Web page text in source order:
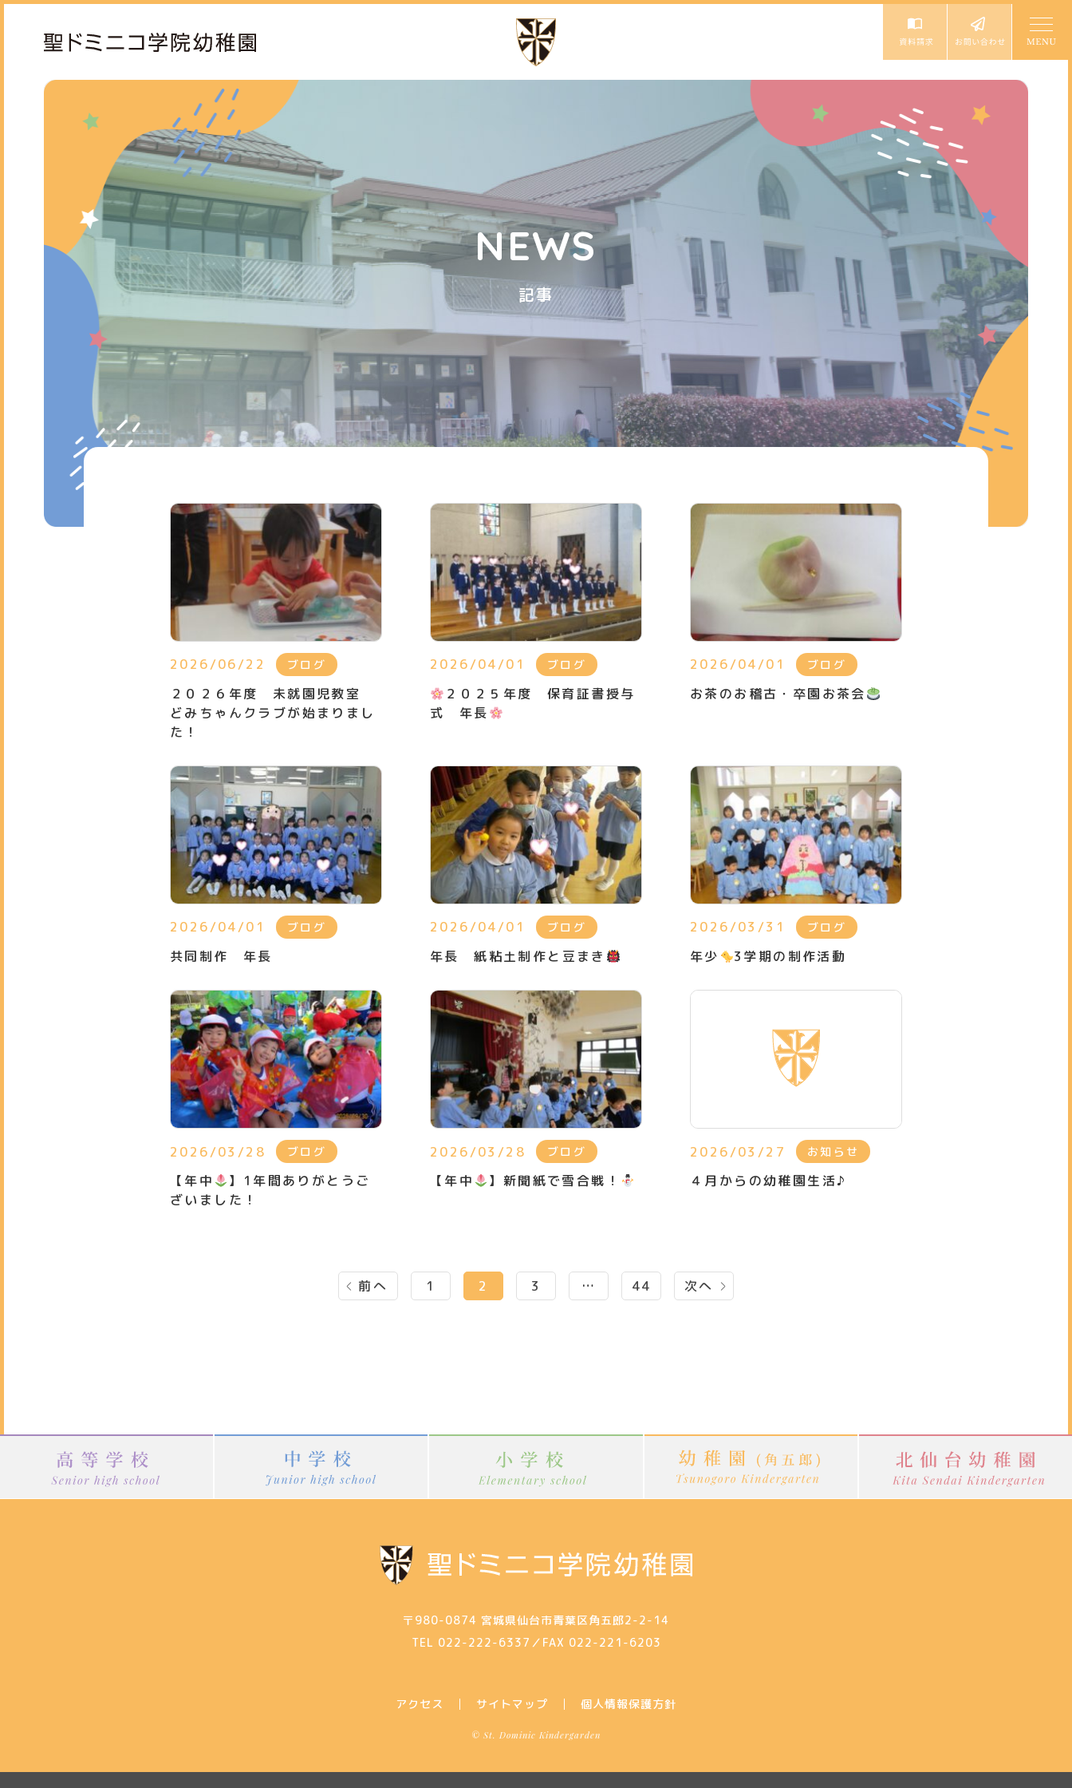
ドミニコの魅力
園長ごあいさつ
教育方針と沿革
モンテッソーリ教育
専門講師によるカリキュラム
1日の流れ
年間行事
入園案内
入園説明会・イベント
園児募集要項
未就園児体験教室
お知らせ スタッフ日記 サイトマップ アクセス スクールバス 個人情報保護方針
NEWS
記事
2026/06/22 ブログ
２０２６年度 未就園児教室
どみちゃんクラブが始まりまし
た！
2026/04/01 ブログ
２０２５年度 保育証書授与
式 年長
2026/04/01 ブログ
お茶のお稽古・卒園お茶会
2026/04/01 ブログ
共同制作 年長
2026/04/01 ブログ
年長 紙粘土制作と豆まき
2026/03/31 ブログ
年少 3学期の制作活動
2026/03/28 ブログ
【年中
】1年間ありがとうご
ざいました！
2026/03/28 ブログ
【年中 】新聞紙で雪合戦！
2026/03/27 お知らせ
４月からの幼稚園生活♪
ジ
送
り
前へ 1 2 3 … 44 次へ
〒980-0874 宮城県仙台市青葉区角五郎2-2-14
TEL 022-222-6337 ／ FAX 022-221-6203
アクセス サイトマップ 個人情報保護方針
© St. Dominic Kindergarden